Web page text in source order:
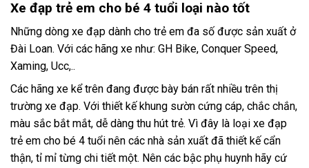
Xe đạp trẻ em cho bé 4 tuổi loại nào tốt
Những dòng xe đạp dành cho trẻ em đa số được sản xuất ở
Đài Loan. Với các hãng xe như: GH Bike, Conquer Speed,
Xaming, Ucc,..
Các hãng xe kể trên đang được bày bán rất nhiều trên thị
trường xe đạp. Với thiết kế khung sườn cứng cáp, chắc chắn,
màu sắc bắt mắt, dễ dàng thu hút trẻ. Vì đây là loại xe đạp
trẻ em cho bé 4 tuổi nên các nhà sản xuất đã thiết kế cẩn
thận, tỉ mỉ từng chi tiết một. Nên các bậc phụ huynh hãy cứ